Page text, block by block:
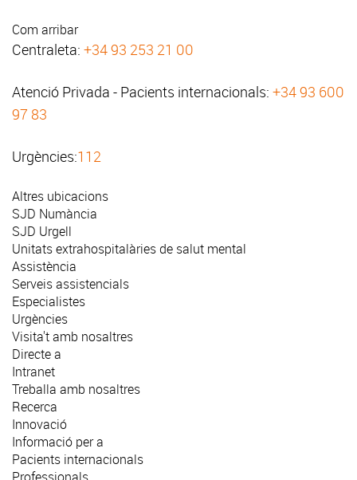
Com arribar
Centraleta: +34 93 253 21 00
Atenció Privada - Pacients internacionals: +34 93 600
97 83
Urgències:112
Altres ubicacions
SJD Numància
SJD Urgell
Unitats extrahospitalàries de salut mental
Assistència
Serveis assistencials
Especialistes
Urgències
Visita't amb nosaltres
Directe a
Intranet
Treballa amb nosaltres
Recerca
Innovació
Informació per a
Pacients internacionals